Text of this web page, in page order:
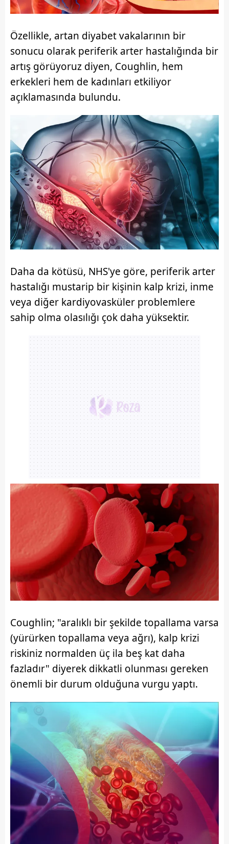
Özellikle, artan diyabet vakalarının bir
sonucu olarak periferik arter hastalığında bir
artış görüyoruz diyen, Coughlin, hem
erkekleri hem de kadınları etkiliyor
açıklamasında bulundu.
Daha da kötüsü, NHS'ye göre, periferik arter
hastalığı mustarip bir kişinin kalp krizi, inme
veya diğer kardiyovasküler problemlere
sahip olma olasılığı çok daha yüksektir.
Coughlin; "aralıklı bir şekilde topallama varsa
(yürürken topallama veya ağrı), kalp krizi
riskiniz normalden üç ila beş kat daha
fazladır" diyerek dikkatli olunması gereken
önemli bir durum olduğuna vurgu yaptı.